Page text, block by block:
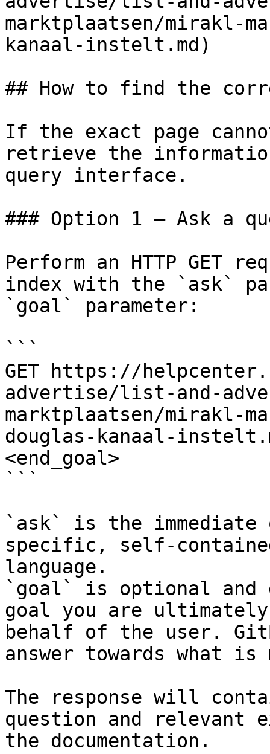
marktplaatsen/mirakl-
kanaal-instelt.md)
## How to find the
If the exact page
retrieve the
query interface.
### Option 1 — Ask a
Perform an HTTP GET
index with the `ask`
`goal` parameter:
```
GET https://
advertise/list-and-
marktplaatsen/mirakl-
douglas-kanaal-
<end_goal>
```
`ask` is the
specific, self-
language.
`goal` is optional and
goal you are
behalf of the user.
answer towards what
The response will
question and relevant
the documentation.